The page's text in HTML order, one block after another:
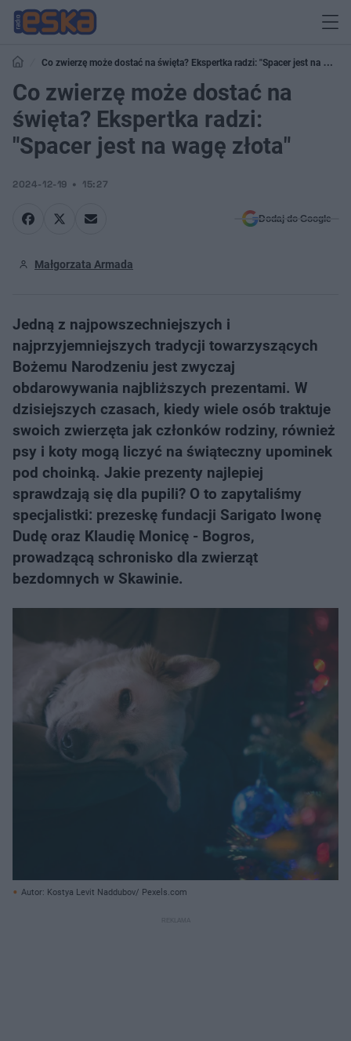
Co zwierzę może dostać na święta? Ekspertka radzi: "Spacer jest na wagę
złota"
Co zwierzę może dostać na
święta? Ekspertka radzi:
"Spacer jest na wagę złota"
2024-12-19 15:27
Dodaj do Google
Małgorzata Armada
Jedną z najpowszechniejszych i
najprzyjemniejszych tradycji towarzyszących
Bożemu Narodzeniu jest zwyczaj
obdarowywania najbliższych prezentami. W
dzisiejszych czasach, kiedy wiele osób traktuje
swoich zwierzęta jak członków rodziny, również
psy i koty mogą liczyć na świąteczny upominek
pod choinką. Jakie prezenty najlepiej
sprawdzają się dla pupili? O to zapytaliśmy
specjalistki: prezeskę fundacji Sarigato Iwonę
Dudę oraz Klaudię Monicę - Bogros,
prowadzącą schronisko dla zwierząt
bezdomnych w Skawinie.
Autor: Kostya Levit Naddubov/ Pexels.com